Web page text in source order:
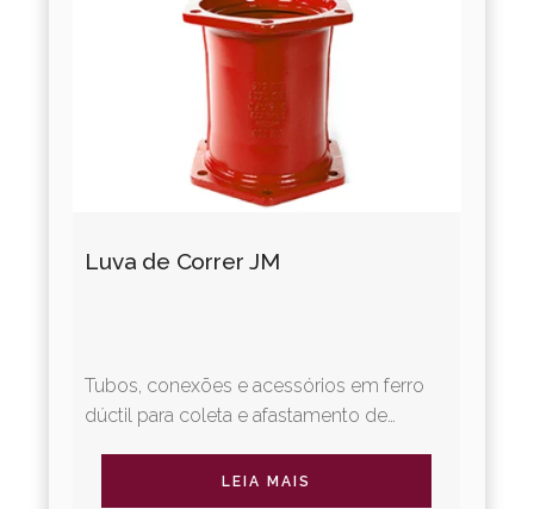
Luva de Correr JM
Tubos, conexões e acessórios em ferro
dúctil para coleta e afastamento de
oferece revestimentos diferenciados,...
LEIA MAIS